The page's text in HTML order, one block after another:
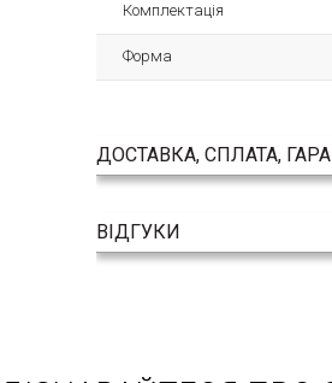
Комплектація
Форма
ДОСТАВКА, СПЛАТА,
ВІДГУКИ